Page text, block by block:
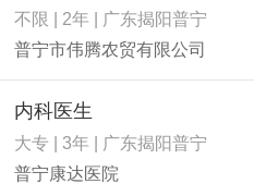
不限 | 2年 | 广东揭阳普宁
普宁市伟腾农贸有限公司
内科医生
大专 | 3年 | 广东揭阳普宁
普宁康达医院